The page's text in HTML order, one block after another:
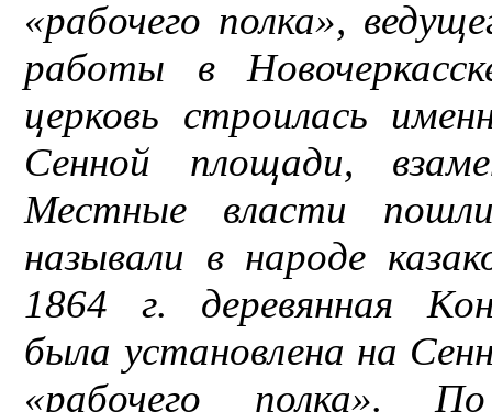
«рабочего полка»,
работы в
церковь строилась
Сенной площади,
Местные власти
называли в народе
1864 г. деревянная
была установлена на
«рабочего полка».